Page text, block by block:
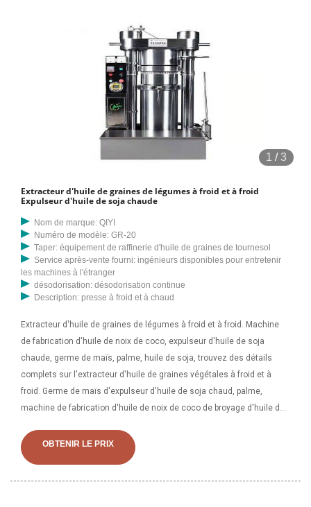
cuisson et raffinage d'huile de cuisson
1 /3
Extracteur d'huile de graines de légumes à froid et à froid
Expulseur d'huile de soja chaude
Nom de marque: QIYI
Numéro de modèle: GR-20
Taper: équipement de raffinerie d'huile de graines de tournesol
Service après-vente fourni: ingénieurs disponibles pour entretenir
les machines à l'étranger
désodorisation: désodorisation continue
Description: presse à froid et à chaud
Extracteur d'huile de graines de légumes à froid et à froid. Machine
de fabrication d'huile de noix de coco, expulseur d'huile de soja
chaude, germe de maïs, palme, huile de soja, trouvez des détails
complets sur l'extracteur d'huile de graines végétales à froid et à
froid. Germe de maïs d'expulseur d'huile de soja chaud, palme,
machine de fabrication d'huile de noix de coco de broyage d'huile de
d'huile, extracteur d'huile du fournisseur ou du fabricant de presseurs
d'huile-Zhengzhou. Par rapport à la presse à huile à vis traditionnelle,
OBTENIR LE PRIX